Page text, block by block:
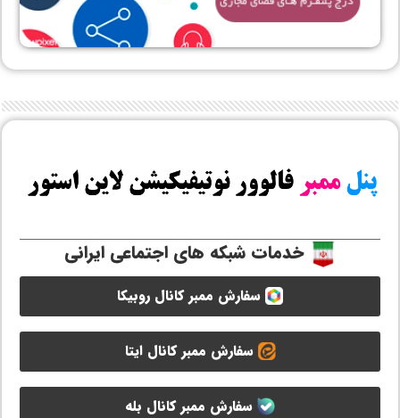
خدمات شبکه های اجتماعی ایرانی
سفارش ممبر کانال روبیکا
سفارش ممبر کانال ایتا
سفارش ممبر کانال بله